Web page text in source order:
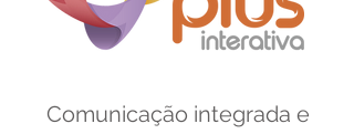
Comunicação integrada e